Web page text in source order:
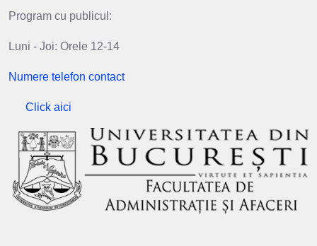
Program cu publicul:
Luni - Joi: Orele 12-14
Numere telefon contact
Click aici